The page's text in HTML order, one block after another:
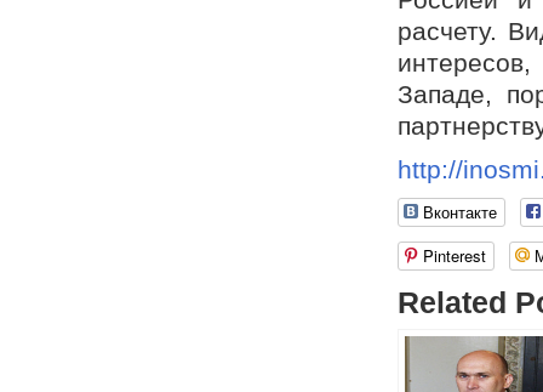
расчету.
Западе,
http://
Вконтакте
Pinterest
Related